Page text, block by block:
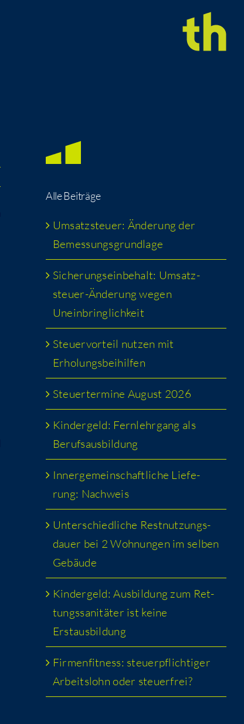
Alle Bei­trä­ge
Umsatz­steu­er: Ände­rung der
Bemessungsgrundlage
Siche­rungs­ein­be­halt: Umsatz­
steu­er-Ände­rung wegen
Uneinbringlichkeit
Steu­er­vor­teil nut­zen mit
Erholungsbeihilfen
Steu­er­ter­mi­ne August 2026
Kin­der­geld: Fern­lehr­gang als
Berufsausbildung
Inner­ge­mein­schaft­li­che Lie­fe­
rung: Nachweis
Unter­schied­li­che Rest­nut­zungs­
dau­er bei 2 Woh­nun­gen im sel­ben
Gebäude
Kin­der­geld: Aus­bil­dung zum Ret­
tungs­sa­ni­tä­ter ist kei­ne
Erstausbildung
Fir­men­fit­ness: steu­er­pflich­ti­ger
Arbeits­lohn oder steuerfrei?